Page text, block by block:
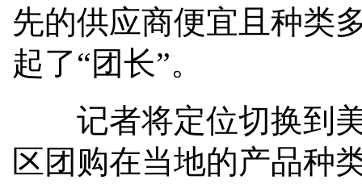
先的供应商便宜且种类
起了“团长”。
记者将定位切换到美
区团购在当地的产品种